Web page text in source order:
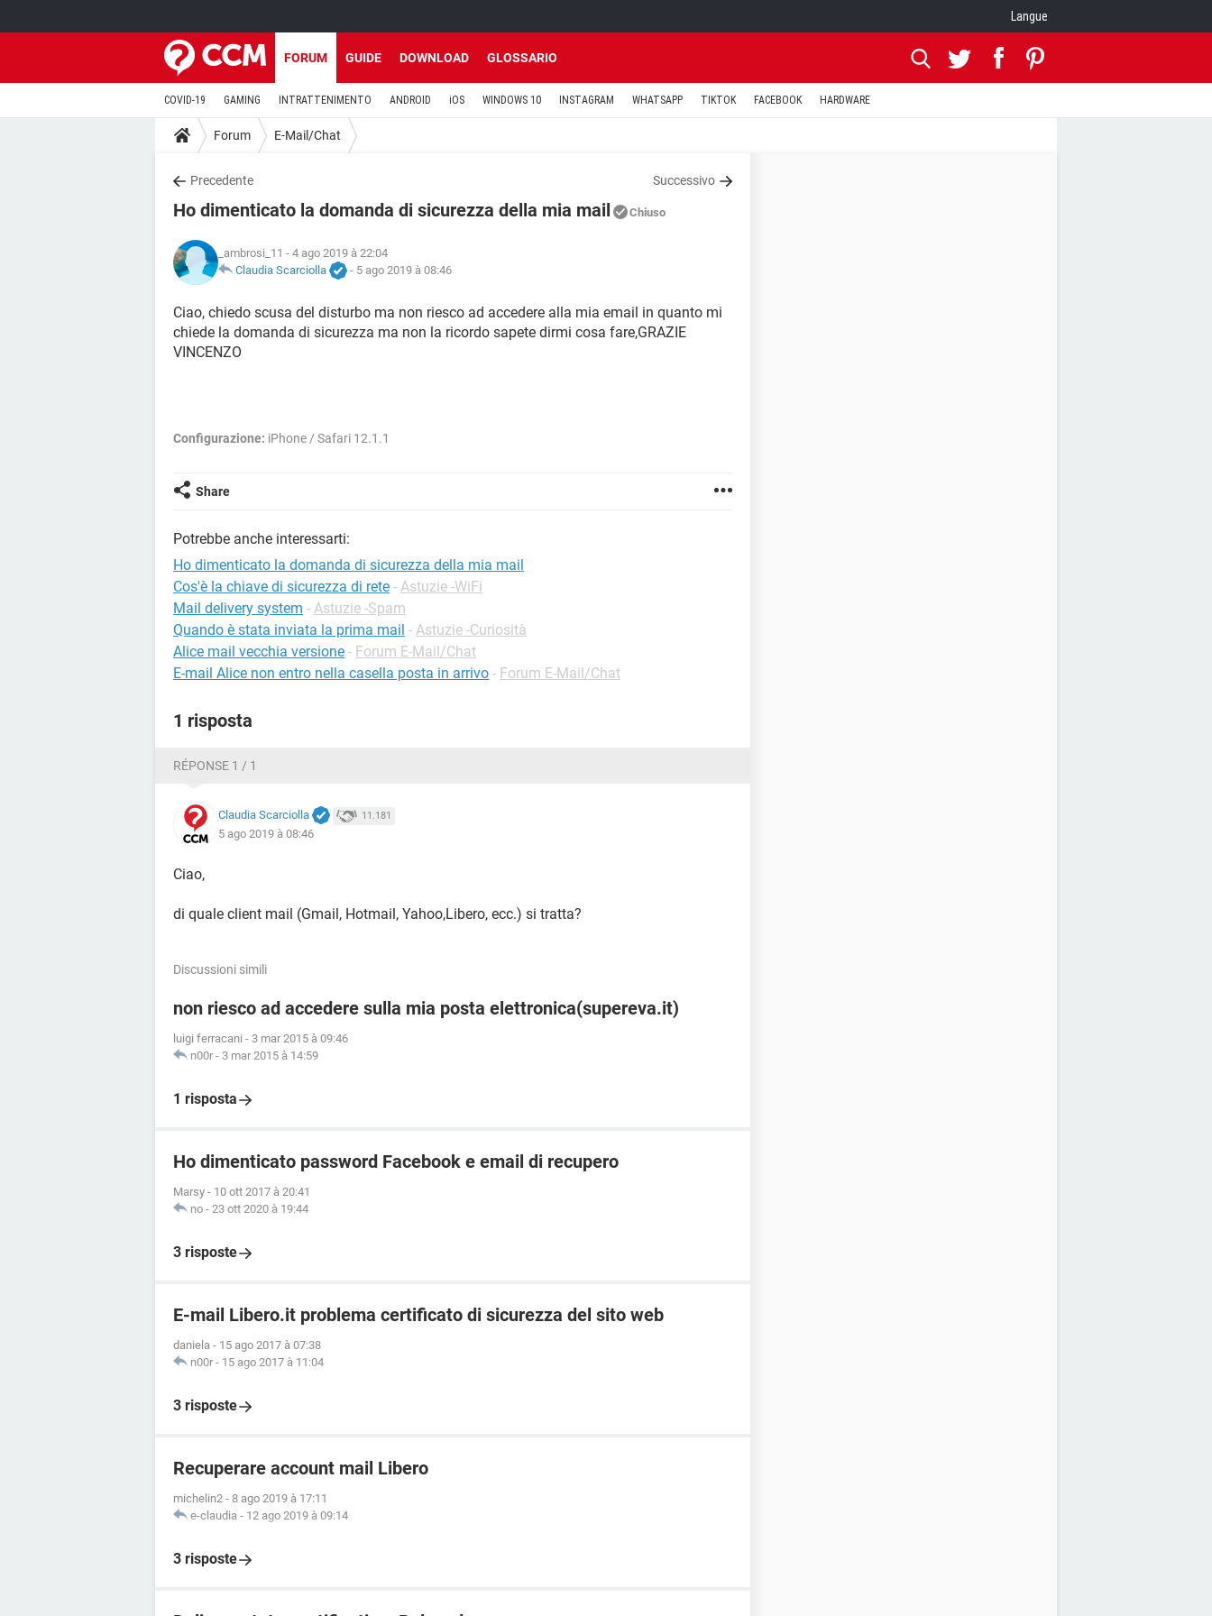
Langue
FORUM GUIDE DOWNLOAD GLOSSARIO
COVID-19 GAMING INTRATTENIMENTO ANDROID iOS WINDOWS 10 INSTAGRAM WHATSAPP TIKTOK FACEBOOK HARDWARE
Forum E-Mail/Chat
Precedente Successivo
Ho dimenticato la domanda di sicurezza della mia mail Chiuso
_ambrosi_11 - 4 ago 2019 à 22:04
Claudia Scarciolla
- 5 ago 2019 à 08:46
Ciao, chiedo scusa del disturbo ma non riesco ad accedere alla mia email in quanto mi
chiede la domanda di sicurezza ma non la ricordo sapete dirmi cosa fare,GRAZIE
VINCENZO
Configurazione: iPhone / Safari 12.1.1
Share
Potrebbe anche interessarti:
Ho dimenticato la domanda di sicurezza della mia mail
Cos'è la chiave di sicurezza di rete - Astuzie -WiFi
Mail delivery system - Astuzie -Spam
Quando è stata inviata la prima mail - Astuzie -Curiosità
Alice mail vecchia versione - Forum E-Mail/Chat
E-mail Alice non entro nella casella posta in arrivo - Forum E-Mail/Chat
1 risposta
RÉPONSE 1 / 1
Claudia Scarciolla 11.181
5 ago 2019 à 08:46
Ciao,
di quale client mail (Gmail, Hotmail, Yahoo,Libero, ecc.) si tratta?
Discussioni simili
non riesco ad accedere sulla mia posta elettronica(supereva.it)
luigi ferracani - 3 mar 2015 à 09:46
n00r - 3 mar 2015 à 14:59
1 risposta
Ho dimenticato password Facebook e email di recupero
Marsy - 10 ott 2017 à 20:41
no - 23 ott 2020 à 19:44
3 risposte
E-mail Libero.it problema certificato di sicurezza del sito web
daniela - 15 ago 2017 à 07:38
n00r - 15 ago 2017 à 11:04
3 risposte
Recuperare account mail Libero
michelin2 - 8 ago 2019 à 17:11
e-claudia - 12 ago 2019 à 09:14
3 risposte